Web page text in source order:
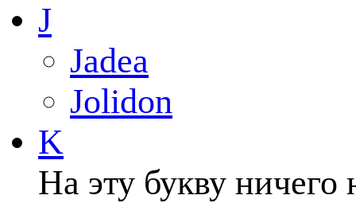
J
Jadea
Jolidon
K
На эту букву ничего